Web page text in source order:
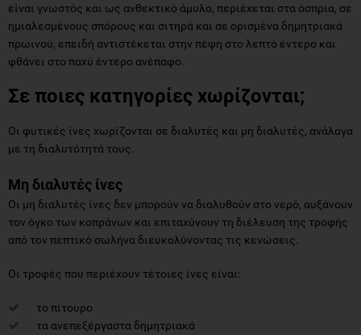
είναι γνωστός και ως ανθεκτικό άμυλο, περιέχεται στα όσπρια, σε
ημιαλεσμένους σπόρους και σιτηρά και σε ορισμένα δημητριακά
πρωινού, επειδή αντιστέκεται στην πέψη στο λεπτό έντερο και
φθάνει στο παχύ έντερο ανέπαφο.
Σε ποιες κατηγορίες χωρίζονται;
Οι φυτικές ίνες χωρίζονται σε διαλυτές και μη διαλυτές, ανάλογα
με τη διαλυτότητά τους.
Μη διαλυτές ίνες
Οι μη διαλυτές ίνες δεν μπορούν να διαλυθούν στο νερό, αυξάνουν
τον όγκο των κοπράνων και επιταχύνουν τη διέλευση της τροφής
από τον πεπτικό σωλήνα διευκολύνοντας τις κενώσεις.
Οι τροφές που περιέχουν τέτοιες ίνες είναι:
το πίτουρο
τα ανεπεξέργαστα δημητριακά